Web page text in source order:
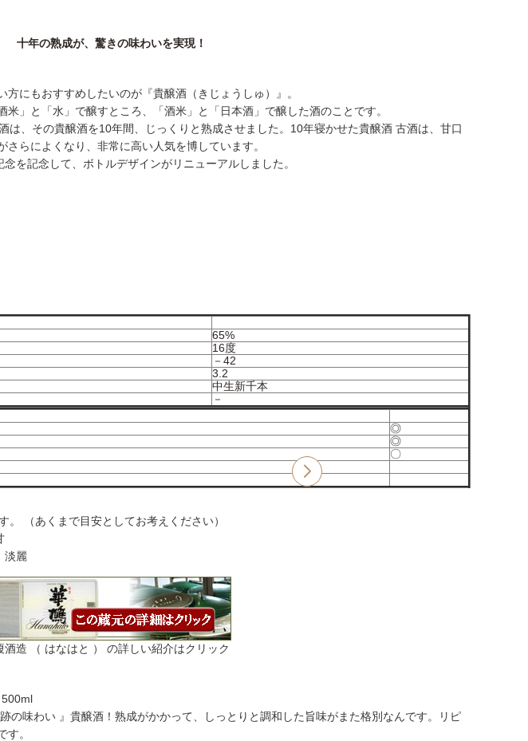
十年の熟成が、驚きの味わいを実現！
方にもおすすめしたいのが『貴醸酒（きじょうしゅ）』。
米」と「水」で醸すところ、「酒米」と「日本酒」で醸した酒のことです。
は、その貴醸酒を10年間、じっくりと熟成させました。10年寝かせた貴醸酒 古酒は、甘口
さらによくなり、非常に高い人気を博しています。
を記念して、ボトルデザインがリニューアルしました。
65%
16度
－42
3.2
中生新千本
－
◎
◎
〇
（あくまで目安としてお考えください）
淡麗
酒造 （ はなはと ） の詳しい紹介はクリック
の味わい 』貴醸酒！熟成がかかって、しっとりと調和した旨味がまた格別なんです。リピ
す。